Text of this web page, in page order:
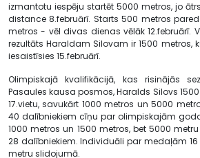
izmantotu iespēju startēt 5000 metros, jo
distance 8.februārī. Starts 500 metros
metros - vēl divas dienas vēlāk 12.februārī.
rezultāts Haraldam Silovam ir 1500 metros,
iesaistīsies 15.februārī.
Olimpiskajā kvalifikācijā, kas risinājās
Pasaules kausa posmos, Haralds Silovs
17.vietu, savukārt 1000 metros un 5000
40 dalībniekiem cīņu par olimpiskajām
1000 metros un 1500 metros, bet 5000
28 dalībniekiem. Individuāli par medaļām 16
metru slidojumā.